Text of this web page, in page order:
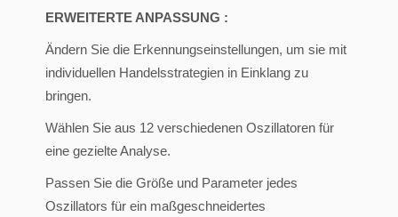
ERWEITERTE ANPASSUNG :
Ändern Sie die Erkennungseinstellungen, um sie mit
individuellen Handelsstrategien in Einklang zu
bringen.
Wählen Sie aus 12 verschiedenen Oszillatoren für
eine gezielte Analyse.
Passen Sie die Größe und Parameter jedes
Oszillators für ein maßgeschneidertes